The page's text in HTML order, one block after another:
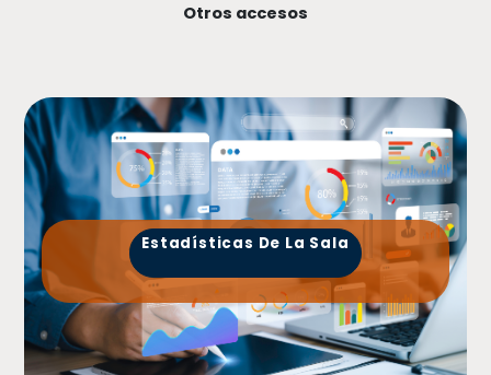
Otros accesos
Estadísticas De La Sala